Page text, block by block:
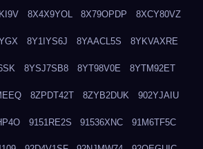
8X4X9YOL 8X79OPDP 8XCY80VZ
8Y1IYS6J 8YAACL5S 8YKVAXRE
8YSJ7SB8 8YT98V0E 8YTM92ET
8ZPDT42T 8ZYB2DUK 902YJAIU
9151RE2S 91536XNC 91M6TF5C